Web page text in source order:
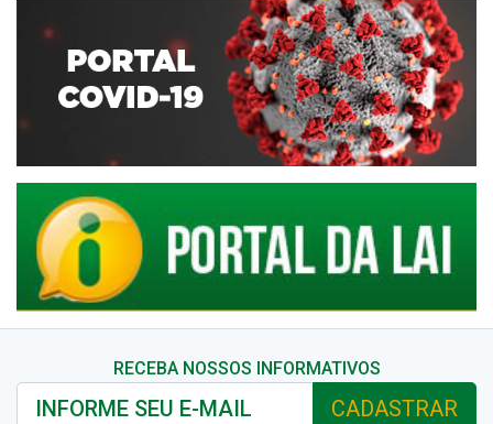
RECEBA NOSSOS INFORMATIVOS
CADASTRAR